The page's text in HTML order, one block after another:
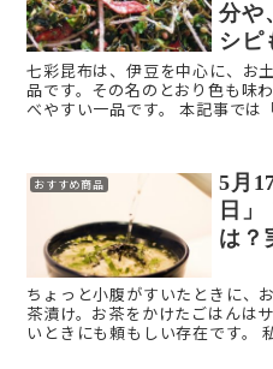
分や
シピ
七彩昆布は、伊豆を中心に、お
品です。その名のとおり色も味
べやすい一品です。 本記事では
おすすめ商品
5月
日」
は？
ちょっと小腹がすいたときに、
茶漬け。お茶をかけたごはんは
いときにも頼もしい存在です。